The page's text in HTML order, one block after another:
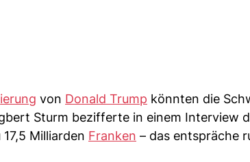
von Donald Trump könnten die
Sturm bezifferte in einem Interview
Milliarden Franken – das entspräche